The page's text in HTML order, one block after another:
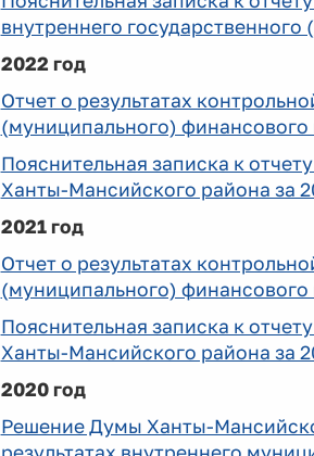
внутреннего
2022 год
Отчет о результатах
(муниципального) финансового
Пояснительная записка к
Ханты-Мансийского района за
2021 год
Отчет о результатах
(муниципального) финансового
Пояснительная записка к
Ханты-Мансийского района за
2020 год
Решение Думы Ханты-